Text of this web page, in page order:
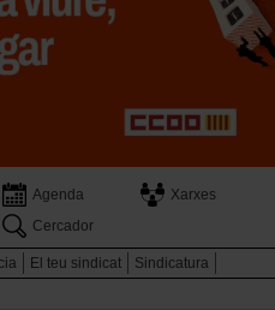
Agenda
Xarxes
Cercador
El teu sindicat
Sindicatura